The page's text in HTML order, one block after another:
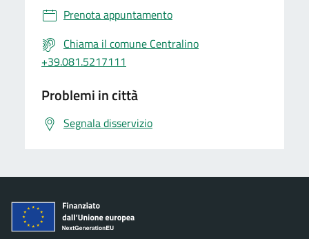
Prenota appuntamento
Chiama il comune Centralino
+39.081.5217111
Problemi in città
Segnala disservizio